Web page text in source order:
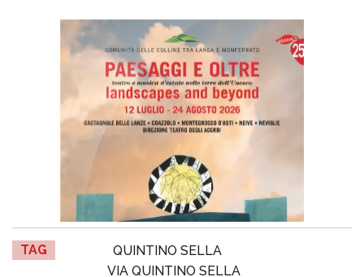
TAG
QUINTINO SELLA
VIA QUINTINO SELLA